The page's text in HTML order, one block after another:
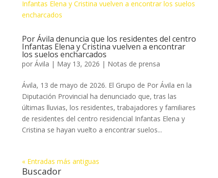
Por Ávila denuncia que los residentes del centro
Infantas Elena y Cristina vuelven a encontrar
los suelos encharcados
por Ávila | May 13, 2026 | Notas de prensa
Ávila, 13 de mayo de 2026. El Grupo de Por Ávila en la
Diputación Provincial ha denunciado que, tras las
últimas lluvias, los residentes, trabajadores y familiares
de residentes del centro residencial Infantas Elena y
Cristina se hayan vuelto a encontrar suelos...
« Entradas más antiguas
Buscador